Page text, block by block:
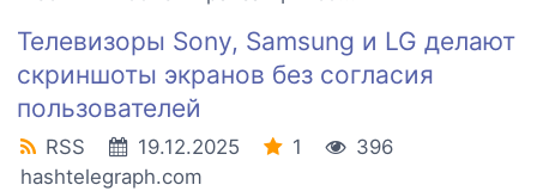
Телевизоры Sony, Samsung и LG делают
скриншоты экранов без согласия
пользователей
RSS 19.12.2025 1
396
hashtelegraph.com